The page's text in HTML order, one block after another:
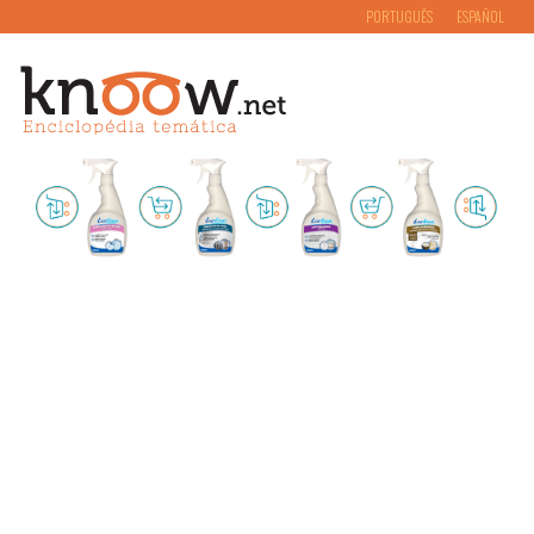
PORTUGUÊS ESPAÑOL